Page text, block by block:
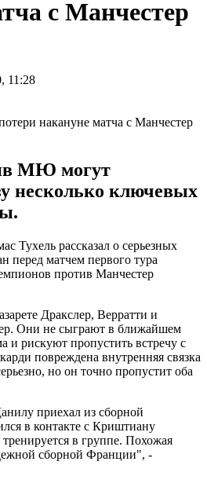
с Манчестер
11:28
МЮ могут
несколько ключевых
Тухель рассказал о серьезных
перед матчем первого тура
против Манчестер
Дракслер, Верратти и
Они не сыграют в ближайшем
и рискуют пропустить встречу с
повреждена внутренняя связка
но он точно пропустит оба
приехал из сборной
в контакте с Криштиану
в группе. Похожая
сборной Франции", -